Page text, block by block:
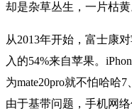
却是杂草丛生，一片枯黄
从2013年开始，富士康
入的54%来自苹果。
为mate20pro就不怕哈哈
由于基带问题，手机网